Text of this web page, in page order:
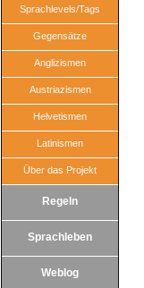
Sprachlevels/Tags
Gegensätze
Anglizismen
Austriazismen
Helvetismen
Latinismen
Über das Projekt
Regeln
Sprachleben
Weblog